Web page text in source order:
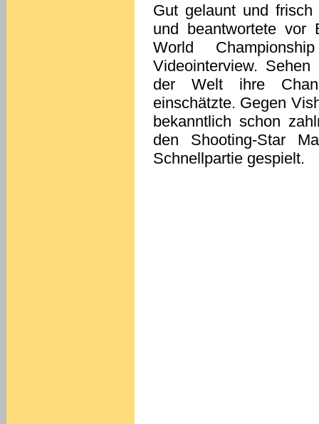
Gut gelaunt und
und beantwortete vor
World
Videointerview.
der Welt ihre
einschätzte. Gegen
bekanntlich schon
den Shooting-Star
Schnellpartie gespielt.